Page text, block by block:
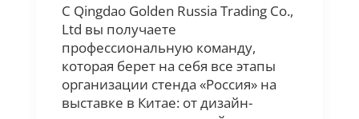
С Qingdao Golden Russia Trading Co.,
Ltd вы получаете
профессиональную команду,
которая берет на себя все этапы
организации стенда «Россия» на
выставке в Китае: от дизайн-